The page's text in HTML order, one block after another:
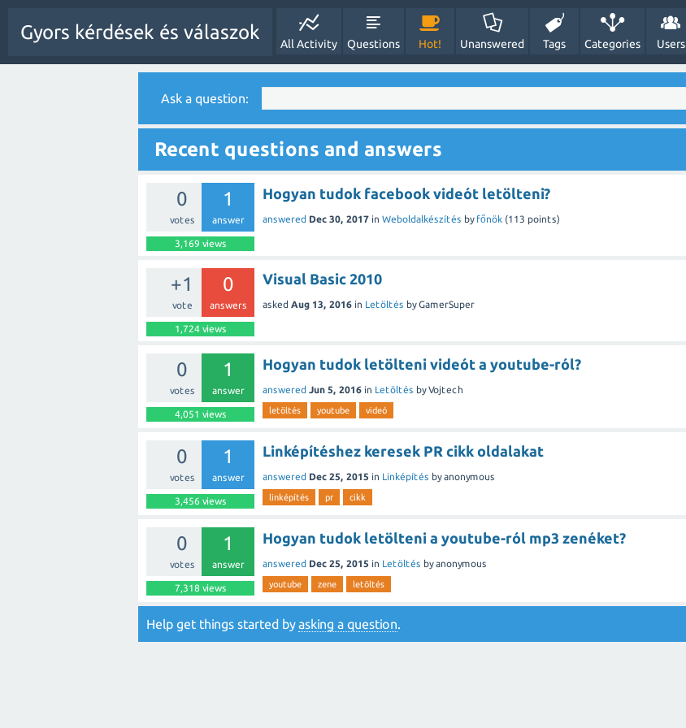
Gyors kérdések és válaszok
All Activity Questions Hot! Unanswered Tags Categories Users
Ask a question:
Recent questions and answers
0
votes
1
answer
3,169 views
Hogyan tudok facebook videót letölteni?
answered Dec 30, 2017 in Weboldalkészítés by főnök (113 points)
+1
vote
0
answers
1,724views
Visual Basic 2010
asked Aug 13, 2016 in Letöltés byGamerSuper
0
votes
1
answer
4,051 views
Hogyan tudok letölteni videót a youtube-ról?
answered Jun 5, 2016 in Letöltés byVojtech
letöltés youtube videó
0
votes
1
answer
3,456 views
Linképítéshez keresek PR cikk oldalakat
answered Dec 25, 2015 in Linképítés byanonymous
linképítés pr cikk
0
votes
1
answer
7,318 views
Hogyan tudok letölteni a youtube-ról mp3 zenéket?
answered Dec 25, 2015 in Letöltés byanonymous
youtube zene letöltés
Help get things started byasking a question.